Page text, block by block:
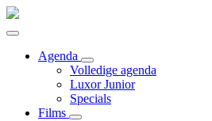
Agenda
Volledige agenda
Luxor Junior
Specials
Films